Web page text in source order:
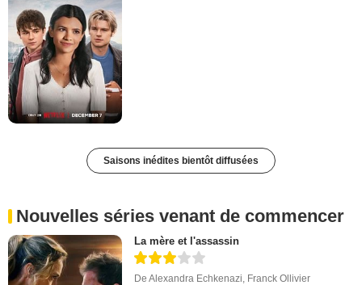
Saisons inédites bientôt diffusées
Nouvelles séries venant de commencer
La mère et l'assassin
DeAlexandra Echkenazi Franck Ollivier